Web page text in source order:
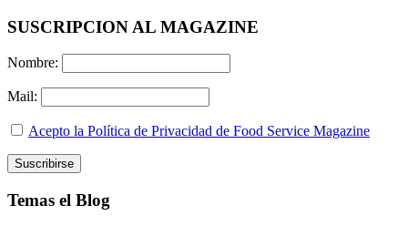
SUSCRIPCION AL MAGAZINE
Nombre:
Mail:
Acepto la Política de Privacidad de Food Service Magazine
Temas el Blog